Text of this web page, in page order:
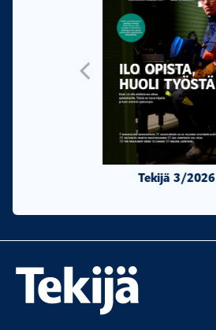
Tekijä 3/2026